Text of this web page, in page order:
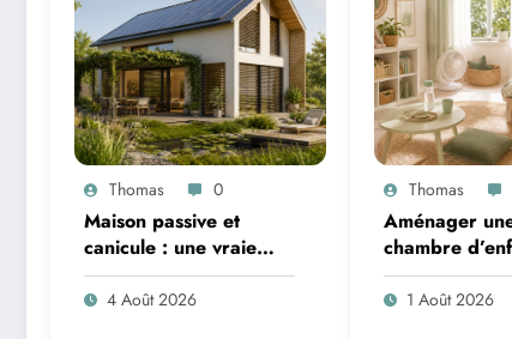
Thomas 0
Maison passive et
canicule : une vraie
solution contre la
chaleur ?
4 Août 2026
Thomas
Aménager
chambre
l’été :
ventilation
1 Août 2026